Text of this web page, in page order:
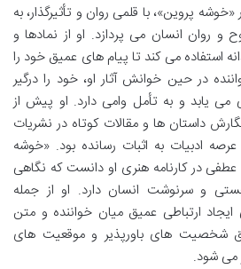
«خوشه پروین»، با قلمی روان و تأثیرگذار، به
روان انسان می پردازد. او از نمادها و
استفاده می کند تا پیام های عمیق خود را
در حین خوانش آثار او، خود را درگیر
یابد و به تأمل وامی دارد. او پیش از
داستان ها و مقالات کوتاه در نشریات
ادبیات به اثبات رسانده بود. «خوشه
در کارنامه هنری او دانست که نگاهی
و سرنوشت انسان دارد. او از جمله
ارتباطی عمیق میان خواننده و متن
شخصیت های باورپذیر و موقعیت های
می شود.